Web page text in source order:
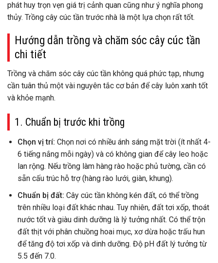
phát huy trọn vẹn giá trị cảnh quan cũng như ý nghĩa phong
thủy. Trồng cây cúc tần trước nhà là một lựa chọn rất tốt.
Hướng dẫn trồng và chăm sóc cây cúc tần
chi tiết
Trồng và chăm sóc cây cúc tần không quá phức tạp, nhưng
cần tuân thủ một vài nguyên tắc cơ bản để cây luôn xanh tốt
và khỏe mạnh.
1. Chuẩn bị trước khi trồng
Chọn vị trí: Chọn nơi có nhiều ánh sáng mặt trời (ít nhất 4-
6 tiếng nắng mỗi ngày) và có không gian để cây leo hoặc
lan rộng. Nếu trồng làm hàng rào hoặc phủ tường, cần có
sẵn cấu trúc hỗ trợ (hàng rào lưới, giàn, khung).
Chuẩn bị đất: Cây cúc tần không kén đất, có thể trồng
trên nhiều loại đất khác nhau. Tuy nhiên, đất tơi xốp, thoát
nước tốt và giàu dinh dưỡng là lý tưởng nhất. Có thể trộn
đất thịt với phân chuồng hoai mục, xơ dừa hoặc trấu hun
để tăng độ tơi xốp và dinh dưỡng. Độ pH đất lý tưởng từ
5.5 đến 7.0.